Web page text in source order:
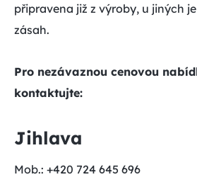
připravena již z výroby, u jiných
zásah.
Pro nezávaznou cenovou
kontaktujte:
Jihlava
Mob.: +420 724 645 696